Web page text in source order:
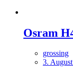
Osram
grossing
3.